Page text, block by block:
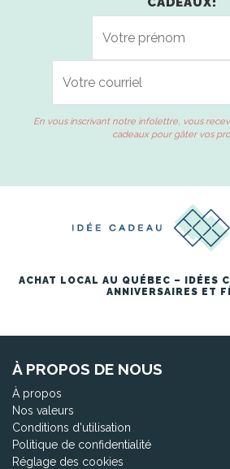
En vous inscrivant notre infolettre, vous
cadeaux pour gâter vos
ACHAT LOCAL AU QUÉBEC – IDÉES
ANNIVERSAIRES ET
À PROPOS DE NOUS
À propos
Nos valeurs
Conditions d'utilisation
Politique de confidentialité
Réglage des cookies